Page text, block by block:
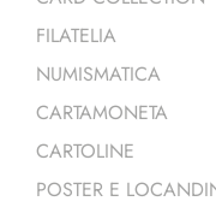
FILATELIA
NUMISMATICA
CARTAMONETA
CARTOLINE
POSTER E